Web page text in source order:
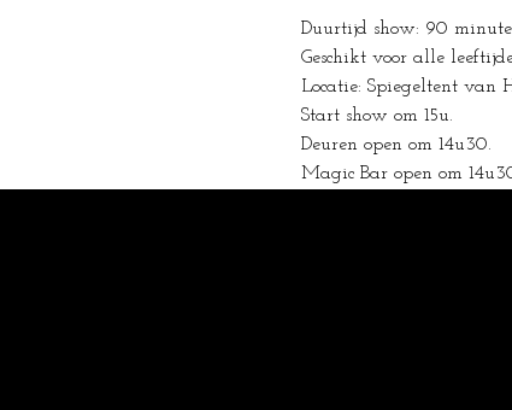
Duurtijd show: 90
Geschikt voor alle
Locatie: Spiegeltent van
Start show om 15u.
Deuren open om 14u30.
Magic Bar open om